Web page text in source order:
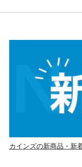
カインズの新商品・新